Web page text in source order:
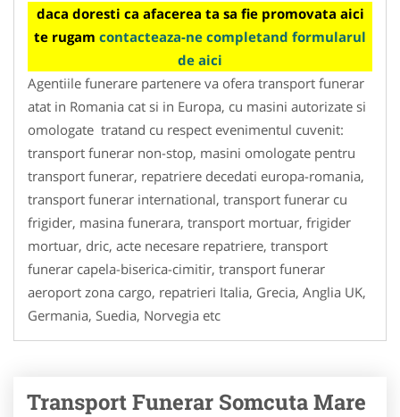
daca doresti ca afacerea ta sa fie promovata aici
te rugam contacteaza-ne completand formularul
de aici
Agentiile funerare partenere va ofera transport funerar
atat in Romania cat si in Europa, cu masini autorizate si
omologate tratand cu respect evenimentul cuvenit:
transport funerar non-stop, masini omologate pentru
transport funerar, repatriere decedati europa-romania,
transport funerar international, transport funerar cu
frigider, masina funerara, transport mortuar, frigider
mortuar, dric, acte necesare repatriere, transport
funerar capela-biserica-cimitir, transport funerar
aeroport zona cargo, repatrieri Italia, Grecia, Anglia UK,
Germania, Suedia, Norvegia etc
Transport Funerar Somcuta Mare